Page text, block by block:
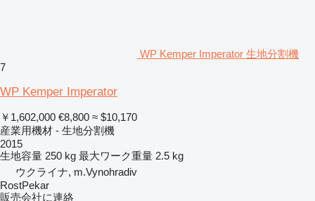
WP Kemper Imperator 生地分割機
7
WP Kemper Imperator
￥1,602,000 €8,800 ≈ $10,170
産業用機材 - 生地分割機
2015
生地容量 250 kg 最大ワーク重量 2.5 kg
ウクライナ, m.Vynohradiv
RostPekar
販売会社に連絡